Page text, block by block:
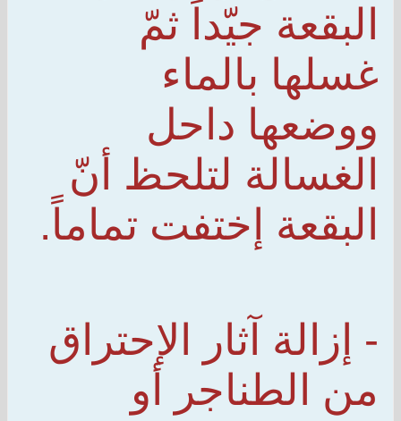
البقعة جيّداً ثمّ
غسلها بالماء
ووضعها داحل
الغسالة لتلحظ أنّ
البقعة إختفت تماماً.
- إزالة آثار الإحتراق
من الطناجر أو